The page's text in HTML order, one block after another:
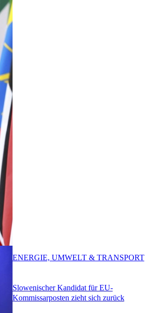
Slowenischer Kandidat für EU-
Kommissarposten zieht sich zurück
ENERGIE, UMWELT & TRANSPORT